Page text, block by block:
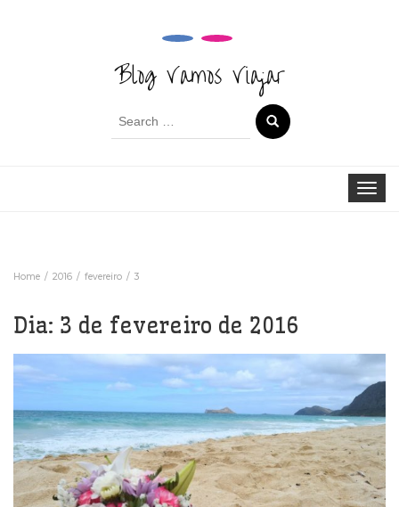
Blog Vamos Viajar
Search
for:
Toggle
Home 2016 fevereiro 3
Dia: 3 de fevereiro de 2016